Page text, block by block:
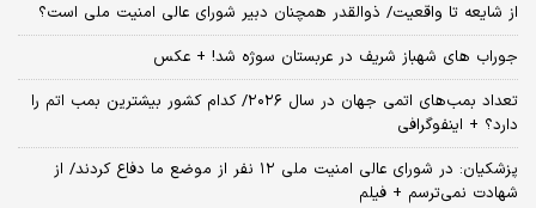
از شایعه تا واقعیت/ ذوالقدر همچنان دبیر شورای ‌عالی امنیت ملی است؟
جوراب های شهباز شریف در عربستان سوژه شد! + عکس
تعداد بمب‌های اتمی جهان در سال ۲۰۲۶/ کدام کشور بیشترین بمب اتم را
دارد؟ + اینفوگرافی
پزشکیان: در شورای عالی امنیت ملی ۱۲ نفر از موضع ما دفاع کردند/ از
شهادت نمی‌ترسم + فیلم